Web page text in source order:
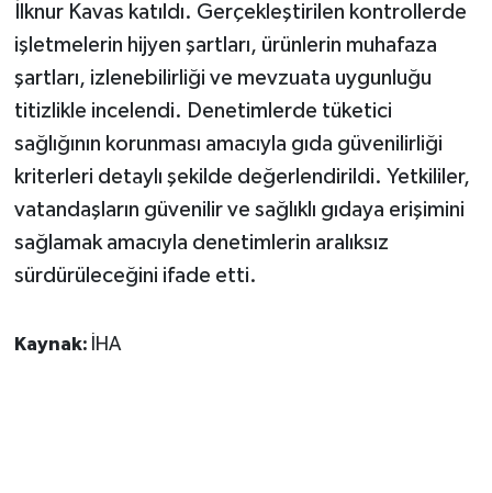
İlknur Kavas katıldı. Gerçekleştirilen kontrollerde
işletmelerin hijyen şartları, ürünlerin muhafaza
şartları, izlenebilirliği ve mevzuata uygunluğu
titizlikle incelendi. Denetimlerde tüketici
sağlığının korunması amacıyla gıda güvenilirliği
kriterleri detaylı şekilde değerlendirildi. Yetkililer,
vatandaşların güvenilir ve sağlıklı gıdaya erişimini
sağlamak amacıyla denetimlerin aralıksız
sürdürüleceğini ifade etti.
Kaynak: İHA